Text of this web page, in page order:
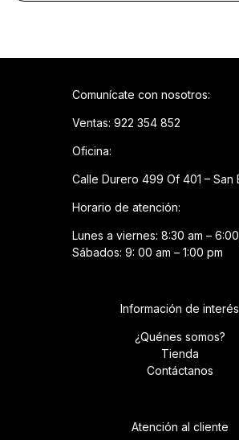
Comunícate con nosotros:
Ventas: 922 354 852
Oficina:
Calle Durero 499 Of 401 – San
Horario de atención:
Lunes a viernes: 8:30 am –
Sábados: 9: 00 am – 1:00 pm
Información de interés
¿Quénes somos?
Tienda
Contáctanos
Atención al cliente